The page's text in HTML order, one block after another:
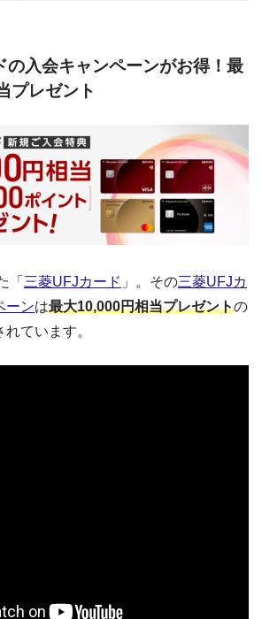
の入会キャンペーンがお得！最
プレゼント
「 三菱UFJカード 」。その三菱UFJカ
ーンは最大10,000円相当プレゼントの
ています。